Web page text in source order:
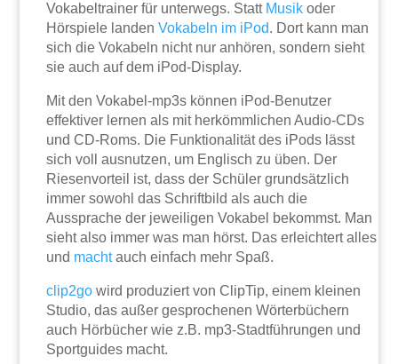
Vokabeltrainer für unterwegs. Statt Musik oder
Hörspiele landenVokabeln im iPod. Dort kann man
sich die Vokabeln nicht nur anhören, sondern sieht
sie auch auf dem iPod-Display.
Mit den Vokabel-mp3s können iPod-Benutzer
effektiver lernen als mit herkömmlichen Audio-CDs
und CD-Roms. Die Funktionalität des iPods lässt
sich voll ausnutzen, um Englisch zu üben. Der
Riesenvorteil ist, dass der Schüler grundsätzlich
immer sowohl das Schriftbild als auch die
Aussprache der jeweiligen Vokabel bekommst. Man
sieht also immer was man hörst. Das erleichtert alles
und machtauch einfach mehr Spaß.
clip2go wird produziert von ClipTip, einem kleinen
Studio, das außer gesprochenen Wörterbüchern
auch Hörbücher wie z.B. mp3-Stadtführungen und
Sportguides macht.